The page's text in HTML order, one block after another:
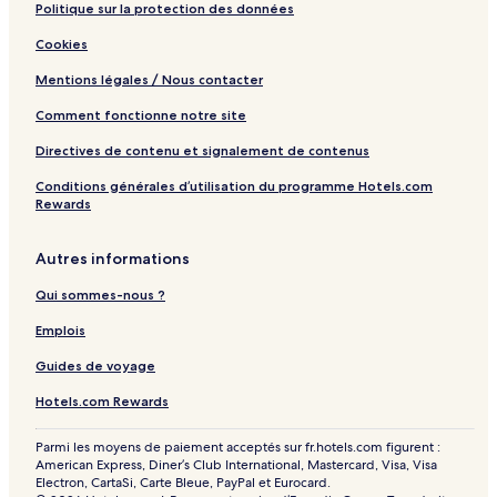
c
i
n
Politique sur la protection des données
Cookies
Mentions légales / Nous contacter
Comment fonctionne notre site
Directives de contenu et signalement de contenus
Conditions générales d’utilisation du programme Hotels.com
Rewards
Autres informations
Qui sommes-nous ?
Emplois
Guides de voyage
Hotels.com Rewards
Parmi les moyens de paiement acceptés sur fr.hotels.com figurent :
American Express, Diner’s Club International, Mastercard, Visa, Visa
Electron, CartaSi, Carte Bleue, PayPal et Eurocard.